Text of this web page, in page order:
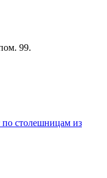
99.
по столешницам из